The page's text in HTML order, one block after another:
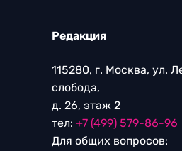
Редакция
115280, г. Москва, ул.
слобода,
д. 26, этаж 2
тел: +7 (499) 579-86-96
Для общих вопросов: